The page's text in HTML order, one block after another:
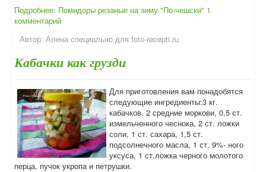
Подробнее: Помидоры резаные на зиму "По-чешски" 1
комментарий
Автор: Алена специально для foto-recepti.ru
Кабачки как грузди
Для приготовления вам понадобятся
следующие ингредиенты:3 кг.
кабачков, 2 средние моркови, 0,5 ст.
измельченного чеснока, 2 ст. ложки
соли, 1 ст. сахара, 1,5 ст.
подсолнечного масла, 1 ст. 9%- ного
уксуса, 1 ст.ложка черного молотого
перца, пучок укропа и петрушки.